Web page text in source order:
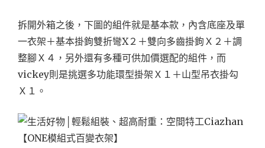
拆開外箱之後，下圖的組件就是基本款，內含底座及單
一衣架＋基本掛鉤雙折彎X２＋雙向多齒掛鉤Ｘ２＋調
整腳Ｘ４，另外還有多種可供加價選配的組件，而
vickey則是挑選多功能環型掛架Ｘ１＋山型吊衣掛勾
Ｘ１。